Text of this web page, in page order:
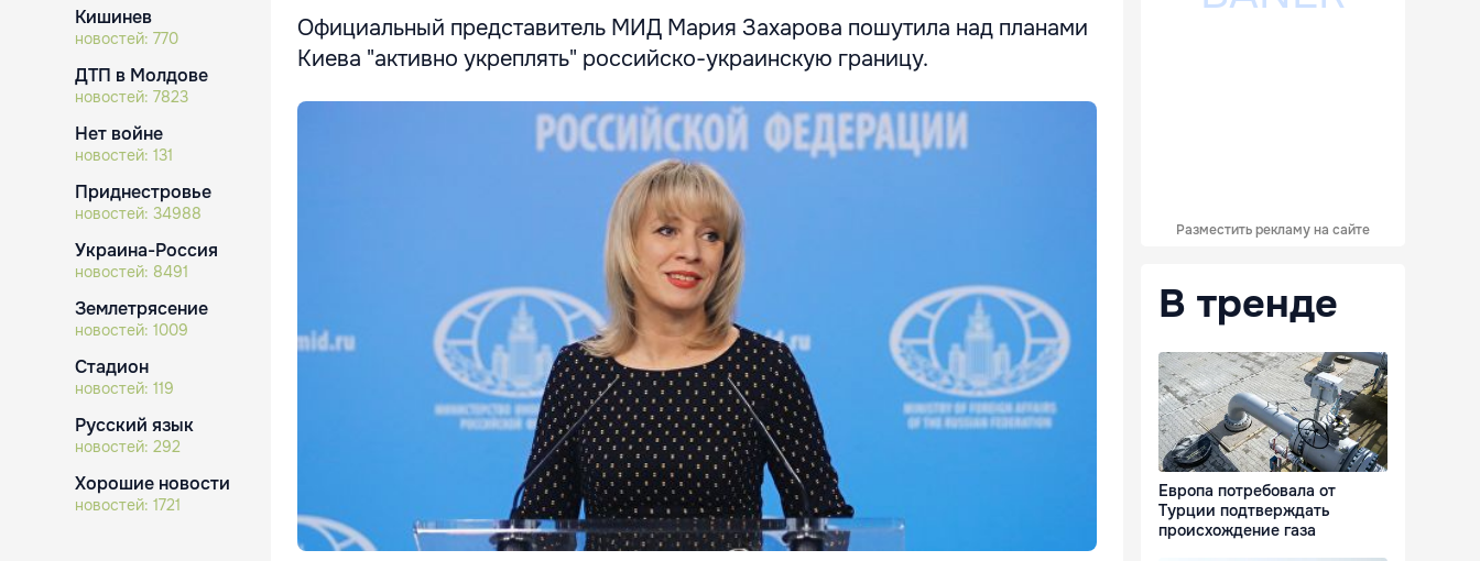
Кишинев
новостей: 770
ДТП в Молдове
новостей: 7823
Нет войне
новостей: 131
Приднестровье
новостей: 34988
Украина-Россия
новостей: 8491
Землетрясение
новостей: 1009
Стадион
новостей: 119
Русский язык
новостей: 292
Хорошие новости
новостей: 1721
Официальный представитель МИД Мария Захарова пошутила над планами
Киева "активно укреплять" российско-украинскую границу.
Разместить рекламу на сайте
В тренде
Европа потребовала от
Турции подтверждать
происхождение газа